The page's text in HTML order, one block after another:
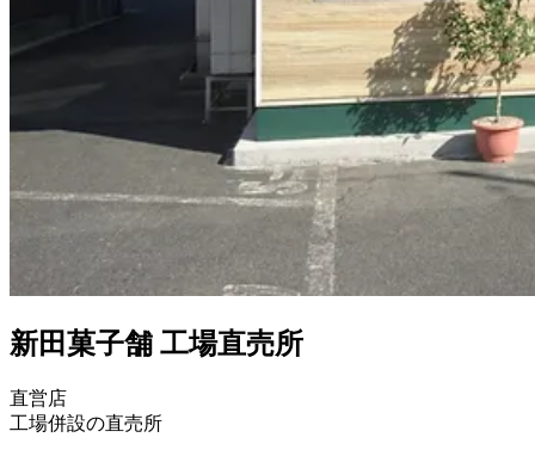
新田菓子舗 工場直売所
直営店
工場併設の直売所